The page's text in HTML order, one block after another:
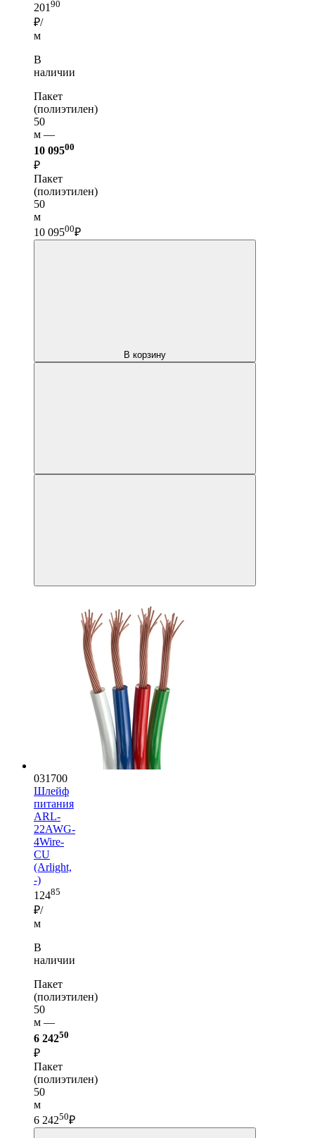
20190
₽/
м
В
наличии
Пакет
(полиэтилен)
50
м —
10 09500
₽
Пакет
(полиэтилен)
50
м
10 09500₽
В корзину
031700
Шлейф
питания
ARL-
22AWG-
4Wire-
CU
(Arlight,
-)
12485
₽/
м
В
наличии
Пакет
(полиэтилен)
50
м —
6 24250
₽
Пакет
(полиэтилен)
50
м
6 24250₽